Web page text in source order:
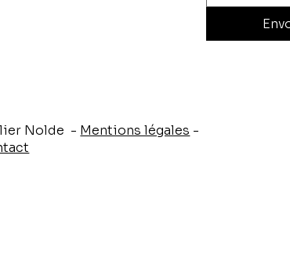
Nolde - Mentions légales -